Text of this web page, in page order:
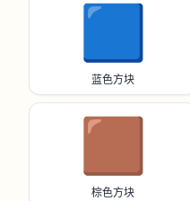
🟦
蓝色方块
🟫
棕色方块